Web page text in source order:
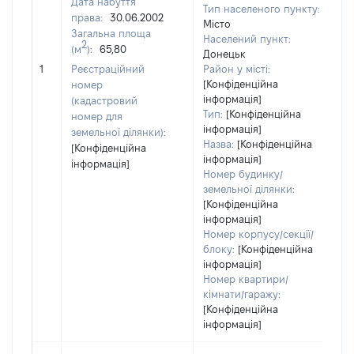
1
права:
30.06.2002
Загальна площа
(м2):
65,80
Реєстраційний
номер
(кадастровий
номер для
земельної ділянки):
[Конфіденційна
інформація]
Тип населеного пункту:
Місто
Населений пункт:
Донецьк
Район у місті:
[Конфіденційна
інформація]
Тип: [Конфіденційна
інформація]
Назва: [Конфіденційна
інформація]
Номер будинку/
земельної ділянки:
[Конфіденційна
інформація]
Номер корпусу/секції/
блоку: [Конфіденційна
інформація]
Номер квартири/
кімнати/гаражу:
[Конфіденційна
інформація]